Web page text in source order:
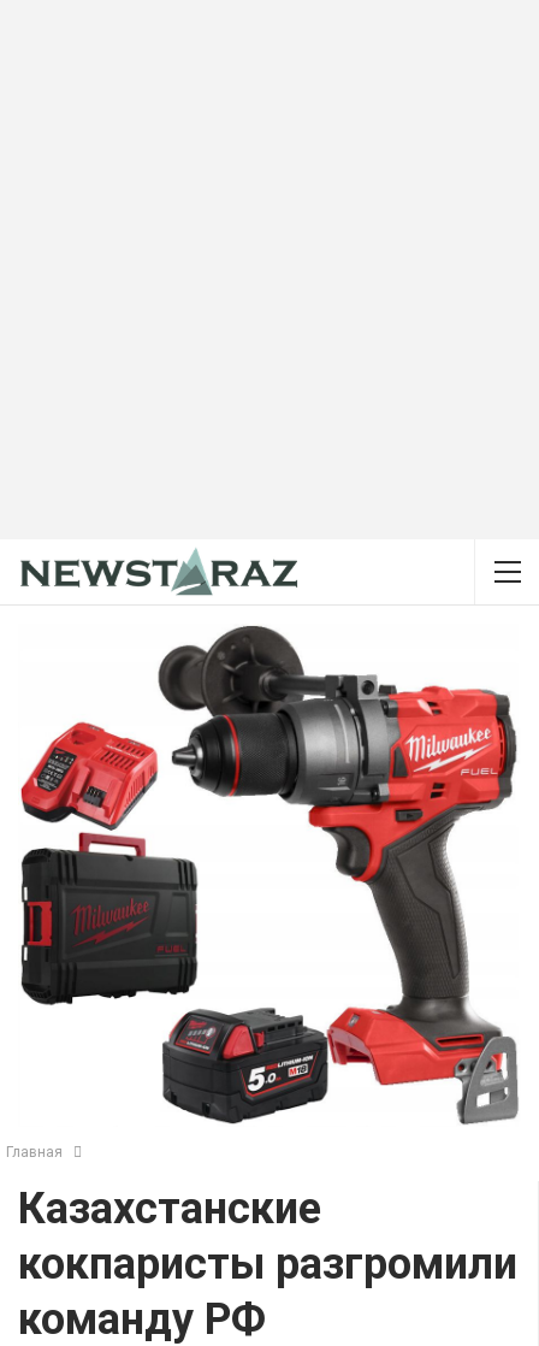
Главная
Казахстанские
кокпаристы разгромили
команду РФ